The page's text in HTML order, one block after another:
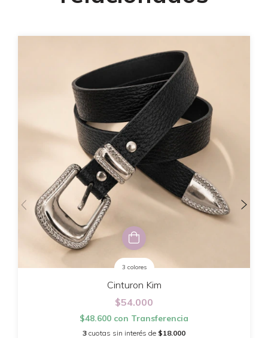
3 colores
Cinturon Kim
$54.000
$48.600 con Transferencia
3 cuotas sin interés de $18.000